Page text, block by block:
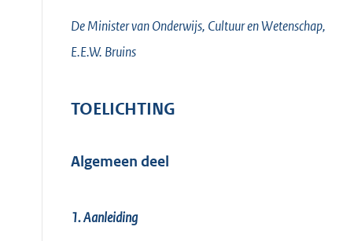
De Minister van Onderwijs, Cultuur en Wetenschap,
E.E.W. Bruins
TOELICHTING
Algemeen deel
1. Aanleiding